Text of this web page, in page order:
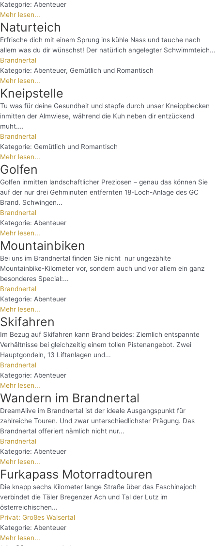
Kategorie: Abenteuer
Mehr lesen...
Naturteich
Erfrische dich mit einem Sprung ins kühle Nass und tauche nach
allem was du dir wünschst! Der natürlich angelegter Schwimmteich...
Brandnertal
Kategorie: Abenteuer, Gemütlich und Romantisch
Mehr lesen...
Kneipstelle
Tu was für deine Gesundheit und stapfe durch unser Kneippbecken
inmitten der Almwiese, während die Kuh neben dir entzückend
muht....
Brandnertal
Kategorie: Gemütlich und Romantisch
Mehr lesen...
Golfen
Golfen inmitten landschaftlicher Preziosen – genau das können Sie
auf der nur drei Gehminuten entfernten 18-Loch-Anlage des GC
Brand. Schwingen...
Brandnertal
Kategorie: Abenteuer
Mehr lesen...
Mountainbiken
Bei uns im Brandnertal finden Sie nicht nur ungezählte
Mountainbike-Kilometer vor, sondern auch und vor allem ein ganz
besonderes Special:...
Brandnertal
Kategorie: Abenteuer
Mehr lesen...
Skifahren
Im Bezug auf Skifahren kann Brand beides: Ziemlich entspannte
Verhältnisse bei gleichzeitig einem tollen Pistenangebot. Zwei
Hauptgondeln, 13 Liftanlagen und...
Brandnertal
Kategorie: Abenteuer
Mehr lesen...
Wandern im Brandnertal
DreamAlive im Brandnertal ist der ideale Ausgangspunkt für
zahlreiche Touren. Und zwar unterschiedlichster Prägung. Das
Brandnertal offeriert nämlich nicht nur...
Brandnertal
Kategorie: Abenteuer
Mehr lesen...
Furkapass Motorradtouren
Die knapp sechs Kilometer lange Straße über das Faschinajoch
verbindet die Täler Bregenzer Ach und Tal der Lutz im
österreichischen...
Privat: Großes Walsertal
Kategorie: Abenteuer
Mehr lesen...